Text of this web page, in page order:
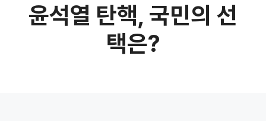
윤석열 탄핵, 국민의 선
택은?